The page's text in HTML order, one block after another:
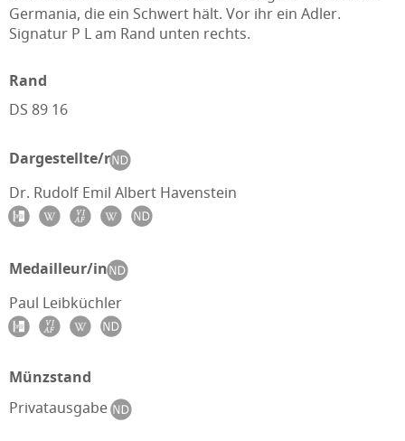
Germania, die ein Schwert hält. Vor ihr ein Adler.
Signatur P L am Rand unten rechts.
Rand
DS 89 16
Dargestellte/r
Dr. Rudolf Emil Albert Havenstein
Medailleur/in
Paul Leibküchler
Münzstand
Privatausgabe